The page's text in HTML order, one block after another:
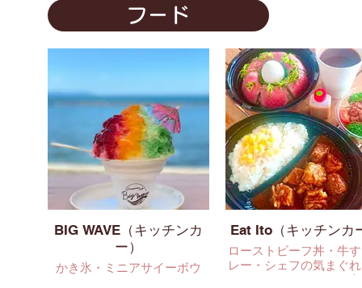
フード
BIG WAVE（キッチンカ
ー）
かき氷・ミニアサイーボウ
Eat Ito（キッチンカ
ローストビーフ丼・牛
レー・シェフの気まぐ
シャルミニサラダ